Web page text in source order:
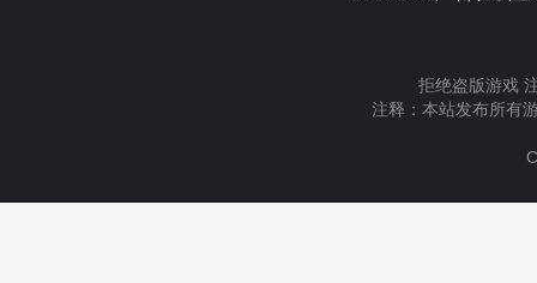
拒绝盗版游戏
注释：本站发布所有